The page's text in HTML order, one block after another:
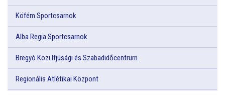
Köfém Sportcsarnok
Alba Regia Sportcsarnok
Bregyó Közi Ifjúsági és Szabadidőcentrum
Regionális Atlétikai Központ